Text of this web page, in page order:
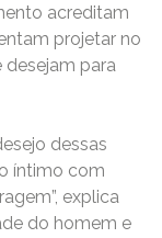
acreditam
projetar no
desejam para
dessas
íntimo com
explica
do homem e